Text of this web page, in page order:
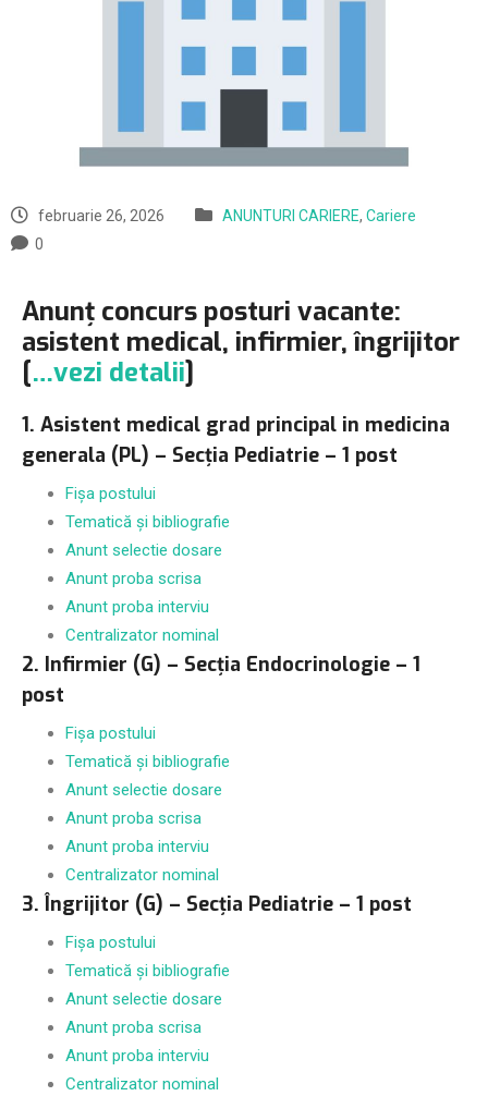
februarie 26, 2026 ANUNTURI CARIERE, Cariere
0
Anunț concurs posturi vacante:
asistent medical, infirmier, îngrijitor
[…vezi detalii]
1. Asistent medical grad principal in medicina
generala (PL) – Secția Pediatrie – 1 post
Fișa postului
Tematică și bibliografie
Anunt selectie dosare
Anunt proba scrisa
Anunt proba interviu
Centralizator nominal
2. Infirmier (G) – Secția Endocrinologie – 1
post
Fișa postului
Tematică și bibliografie
Anunt selectie dosare
Anunt proba scrisa
Anunt proba interviu
Centralizator nominal
3. Îngrijitor (G) – Secția Pediatrie – 1 post
Fișa postului
Tematică și bibliografie
Anunt selectie dosare
Anunt proba scrisa
Anunt proba interviu
Centralizator nominal